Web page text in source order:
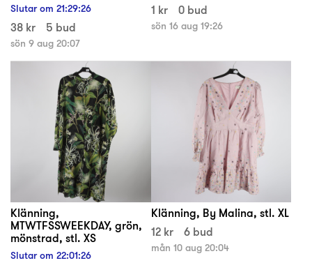
Slutar om 21:29:26
38 kr 5 bud
sön 9 aug 20:07
1 kr
0 bud
sön 16 aug 19:26
Klänning,
MTWTFSSWEEKDAY, grön,
mönstrad, stl. XS
Slutar om 22:01:26
Klänning, By Malina, stl. XL
12 kr
6 bud
mån 10 aug 20:04